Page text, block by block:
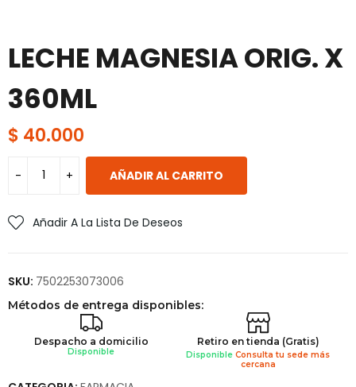
LECHE MAGNESIA ORIG. X
360ML
$ 40.000
AÑADIR AL CARRITO
Añadir A La Lista De Deseos
SKU: 7502253073006
Métodos de entrega disponibles:
Despacho a domicilio
Disponible
Retiro en tienda (Gratis)
DisponibleConsulta tu sede más
cercana